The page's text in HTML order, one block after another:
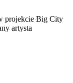
projekcie Big City
artysta